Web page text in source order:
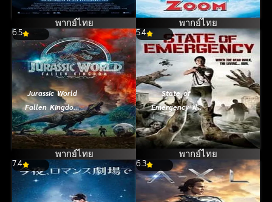
พากย์ไทย พากย์ไทย
6.5
Jurassic World
Fallen Kingdom
จูราสสิค เวิลด์
อาณาจักรล่มสลาย
(2018)พากย์ไทย
5.4
State of
Emergency ฝ่า
ด่านนรกเมือง
ซอมบี้ (2011)
พากย์ไทย
7.4 6.3